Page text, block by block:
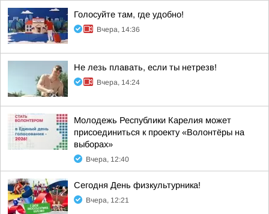
Голосуйте там, где удобно!
Вчера, 14:36
Не лезь плавать, если ты нетрезв!
Вчера, 14:24
Молодежь Республики Карелия может
присоединиться к проекту «Волонтёры на
выборах»
Вчера, 12:40
Сегодня День физкультурника!
Вчера, 12:21